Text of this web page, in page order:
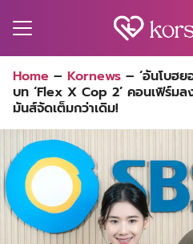
for:
Home – Kornews – ‘อันโบฮ
บท ‘Flex X Cop 2’ คอนเฟิร์ม
มันส์จัดเต็มกว่าเดิม!